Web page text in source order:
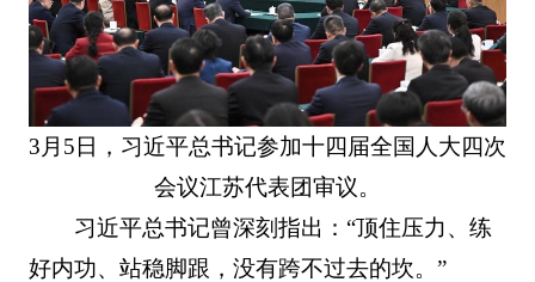
3月5日，习近平总书记参加十四届全国人大四次
会议江苏代表团审议。
习近平总书记曾深刻指出：“顶住压力、练
好内功、站稳脚跟，没有跨不过去的坎。”